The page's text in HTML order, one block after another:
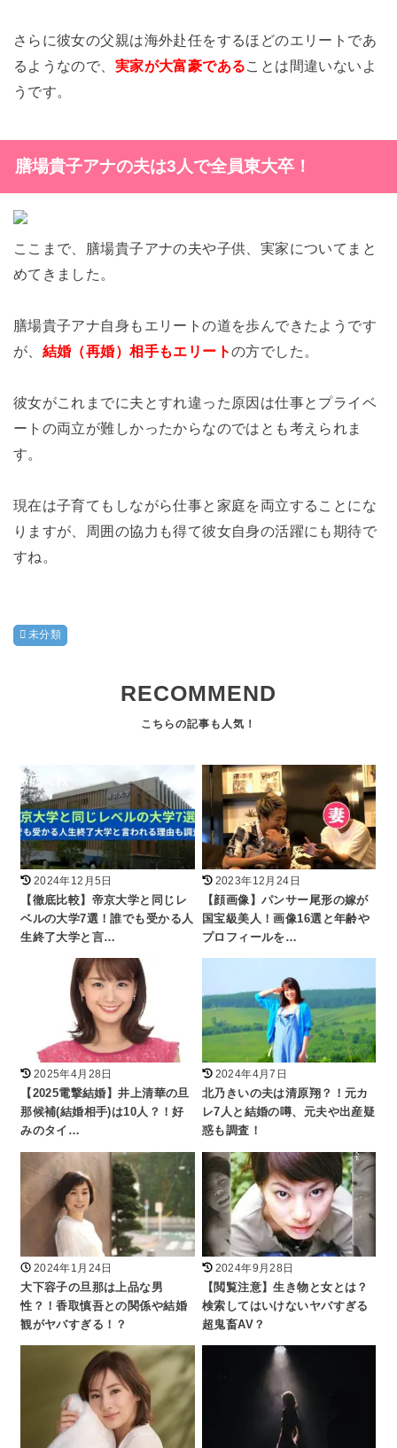
さらに彼女の父親は海外赴任をするほどのエリートであ
るようなので、 実家が大富豪であることは間違いないよ
うです。
膳場貴子アナの夫は3人で全員東大卒！
ここまで、膳場貴子アナの夫や子供、実家についてまと
めてきました。
膳場貴子アナ自身もエリートの道を歩んできたようです
が、 結婚（再婚）相手もエリートの方でした。
彼女がこれまでに夫とすれ違った原因は仕事とプライベ
ートの両立が難しかったからなのではとも考えられま
す。
現在は子育てもしながら仕事と家庭を両立することにな
りますが、周囲の協力も得て彼女自身の活躍にも期待で
すね。
未分類
RECOMMEND
2024年12月5日
【徹底比較】帝京大学と同じレ
ベルの大学7選！誰でも受かる人
生終了大学と言…
2023年12月24日
【顔画像】パンサー尾形の嫁が
国宝級美人！画像16選と年齢や
プロフィールを…
2025年4月28日
【2025電撃結婚】井上清華の旦
那候補(結婚相手)は10人？！好
みのタイ…
2024年4月7日
北乃きいの夫は清原翔？！元カ
レ7人と結婚の噂、元夫や出産疑
惑も調査！
2024年1月24日
大下容子の旦那は上品な男
性？！香取慎吾との関係や結婚
観がヤバすぎる！？
2024年9月28日
【閲覧注意】生き物と女とは？
検索してはいけないヤバすぎる
超鬼畜AV？